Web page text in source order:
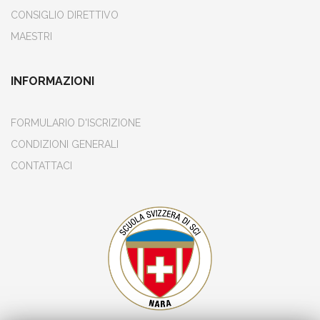
CONSIGLIO DIRETTIVO
MAESTRI
INFORMAZIONI
FORMULARIO D'ISCRIZIONE
CONDIZIONI GENERALI
CONTATTACI